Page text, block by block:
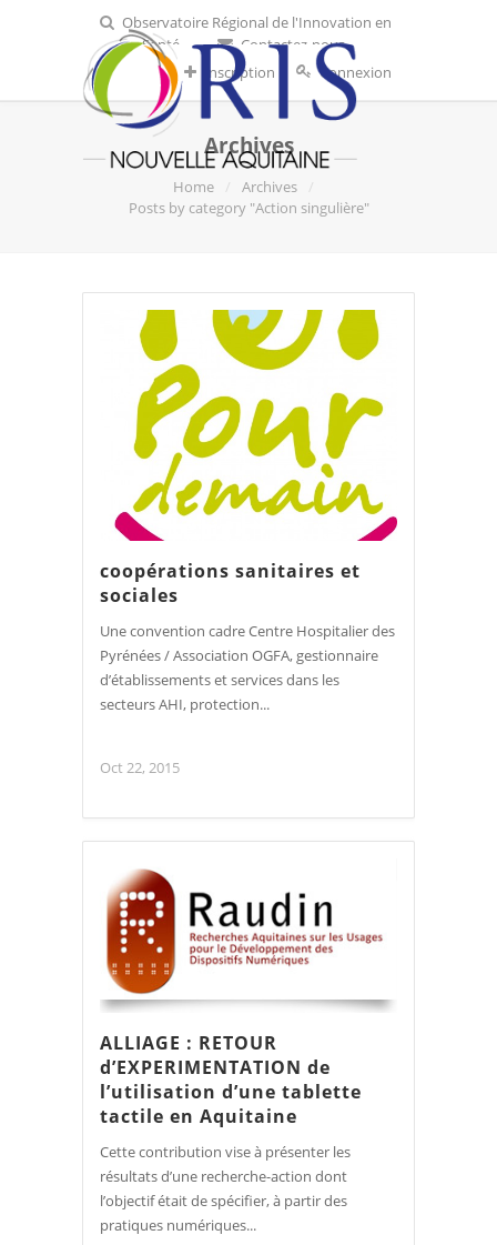
Observatoire Régional de l'Innovation en
Santé
Contactez-nous
Inscription
Connexion
Archives
Home
Archives
Posts by category "Action singulière"
coopérations sanitaires et
sociales
Une convention cadre Centre Hospitalier des
Pyrénées / Association OGFA, gestionnaire
d’établissements et services dans les
secteurs AHI, protection...
Oct 22, 2015
ALLIAGE : RETOUR
d’EXPERIMENTATION de
l’utilisation d’une tablette
tactile en Aquitaine
Cette contribution vise à présenter les
résultats d’une recherche-action dont
l’objectif était de spécifier, à partir des
pratiques numériques...